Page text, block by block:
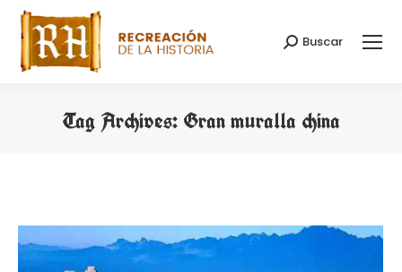
Search:
Buscar
Tag Archives: Gran muralla china